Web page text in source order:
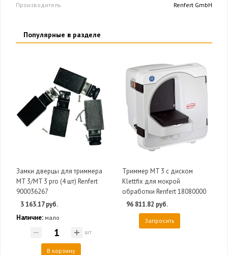
Производитель
Renfert GmbH
Популярные в разделе
Замки дверцы для триммера
MT 3/MT 3 pro (4 шт) Renfert
900036267
3 163.17 руб.
Наличие: мало
шт
В корзину
Триммер MT 3 с диском
Klettfix для мокрой
обработки Renfert 18080000
96 811.82 руб.
Запросить